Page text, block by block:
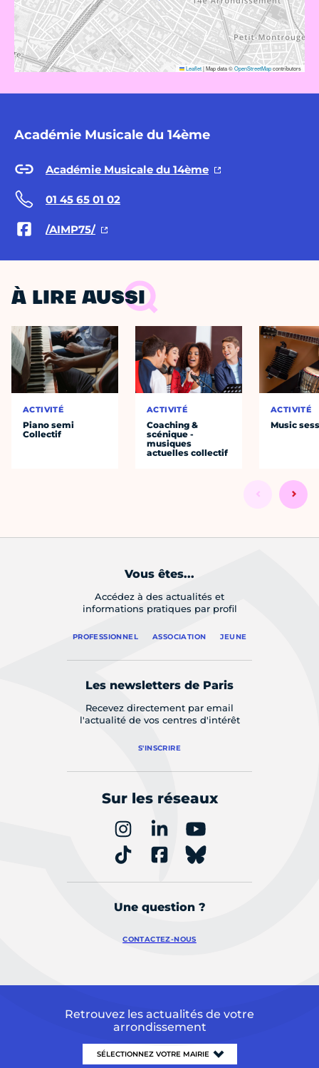
Leaflet|Map data ©OpenStreetMapcontributors
Académie Musicale du 14ème
Académie Musicale du 14ème
01 45 65 01 02
/AIMP75/
À LIRE AUSSI
ACTIVITÉ
Piano semi
Collectif
ACTIVITÉ
Coaching &
scénique -
musiques
actuelles collectif
ACTIVITÉ
Music
Vous êtes...
Accédez à des actualités et
informations pratiques par profil
PROFESSIONNEL ASSOCIATION JEUNE
Les newsletters de Paris
Recevez directement par email
l'actualité de vos centres d'intérêt
S'INSCRIRE
Sur les réseaux
Une question ?
CONTACTEZ-NOUS
Retrouvez les actualités de votre
arrondissement